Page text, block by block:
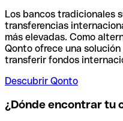
Los bancos tradicionales
transferencias
más elevadas. Como
Qonto ofrece una
transferir fondos
Descubrir Qonto
¿Dónde encontrar tu